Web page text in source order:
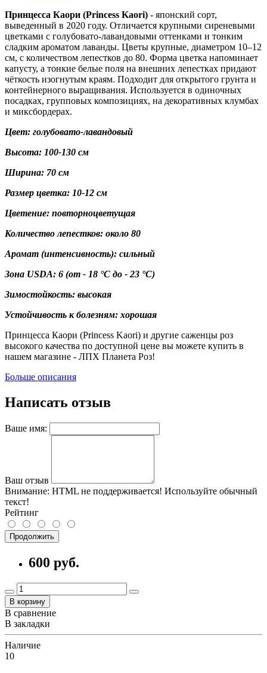
Принцесса Каори (Princess Kaori) - японский сорт,
выведенный в 2020 году. Отличается крупными сиреневыми
цветками с голубовато-лавандовыми оттенками и тонким
сладким ароматом лаванды. Цветы крупные, диаметром 10–12
см, с количеством лепестков до 80. Форма цветка напоминает
капусту, а тонкие белые поля на внешних лепестках придают
чёткость изогнутым краям. Подходит для открытого грунта и
контейнерного выращивания. Используется в одиночных
посадках, групповых композициях, на декоративных клумбах
и миксбордерах.
Цвет: голубовато-лавандовый
Высота: 100-130 см
Ширина: 70 см
Размер цветка: 10-12 см
Цветение: повторноцветущая
Количество лепестков: около 80
Аромат (интенсивность): сильный
Зона USDA: 6 (от - 18 °C до - 23 °C)
Зимостойкость: высокая
Устойчивость к болезням: хорошая
Принцесса Каори (Princess Kaori) и другие саженцы роз
высокого качества по доступной цене вы можете купить в
нашем магазине - ЛПХ Планета Роз!
Больше описания
Написать отзыв
Ваше имя:
Ваш отзыв
Внимание: HTML не поддерживается! Используйте обычный
текст!
Рейтинг
Продолжить
600 руб.
В корзину
В сравнение
В закладки
Наличие
10